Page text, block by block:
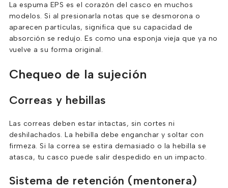
La espuma EPS es el corazón del casco en muchos
modelos. Si al presionarla notas que se desmorona o
aparecen partículas, significa que su capacidad de
absorción se redujo. Es como una esponja vieja que ya no
vuelve a su forma original.
Chequeo de la sujeción
Correas y hebillas
Las correas deben estar intactas, sin cortes ni
deshilachados. La hebilla debe enganchar y soltar con
firmeza. Si la correa se estira demasiado o la hebilla se
atasca, tu casco puede salir despedido en un impacto.
Sistema de retención (mentonera)